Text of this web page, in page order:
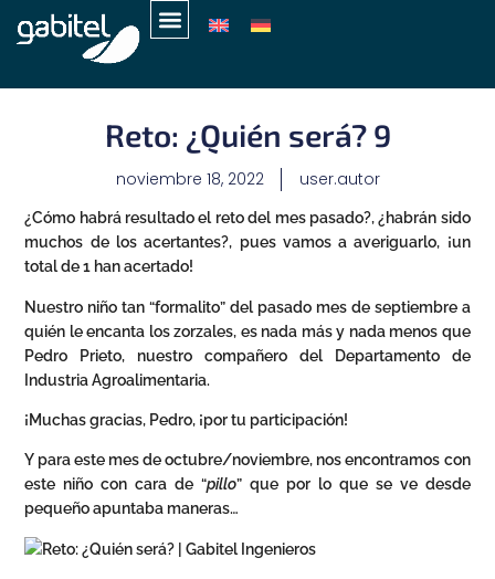
Reto: ¿Quién será? 9
noviembre 18, 2022 user.autor
¿Cómo habrá resultado el reto del mes pasado?, ¿habrán sido
muchos de los acertantes?, pues vamos a averiguarlo, ¡un
total de 1 han acertado!
Nuestro niño tan “formalito” del pasado mes de septiembre a
quién le encanta los zorzales, es nada más y nada menos que
Pedro Prieto, nuestro compañero del Departamento de
Industria Agroalimentaria.
¡Muchas gracias, Pedro, ¡por tu participación!
Y para este mes de octubre/noviembre, nos encontramos con
este niño con cara de “pillo” que por lo que se ve desde
pequeño apuntaba maneras…